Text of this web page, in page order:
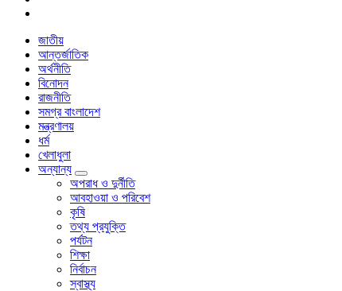
জাতীয়
আন্তর্জাতিক
অর্থনীতি
বিনোদন
রাজনীতি
সমগ্র বাংলাদেশ
মন্ত্রণালয়
ধর্ম
খেলাধুলা
অন্যান্য
অপরাধ ও দুর্নীতি
আবহাওয়া ও পরিবেশ
কৃষি
তথ্য প্রযুক্তি
পর্যটন
শিক্ষা
নির্বাচন
স্বাস্থ্য